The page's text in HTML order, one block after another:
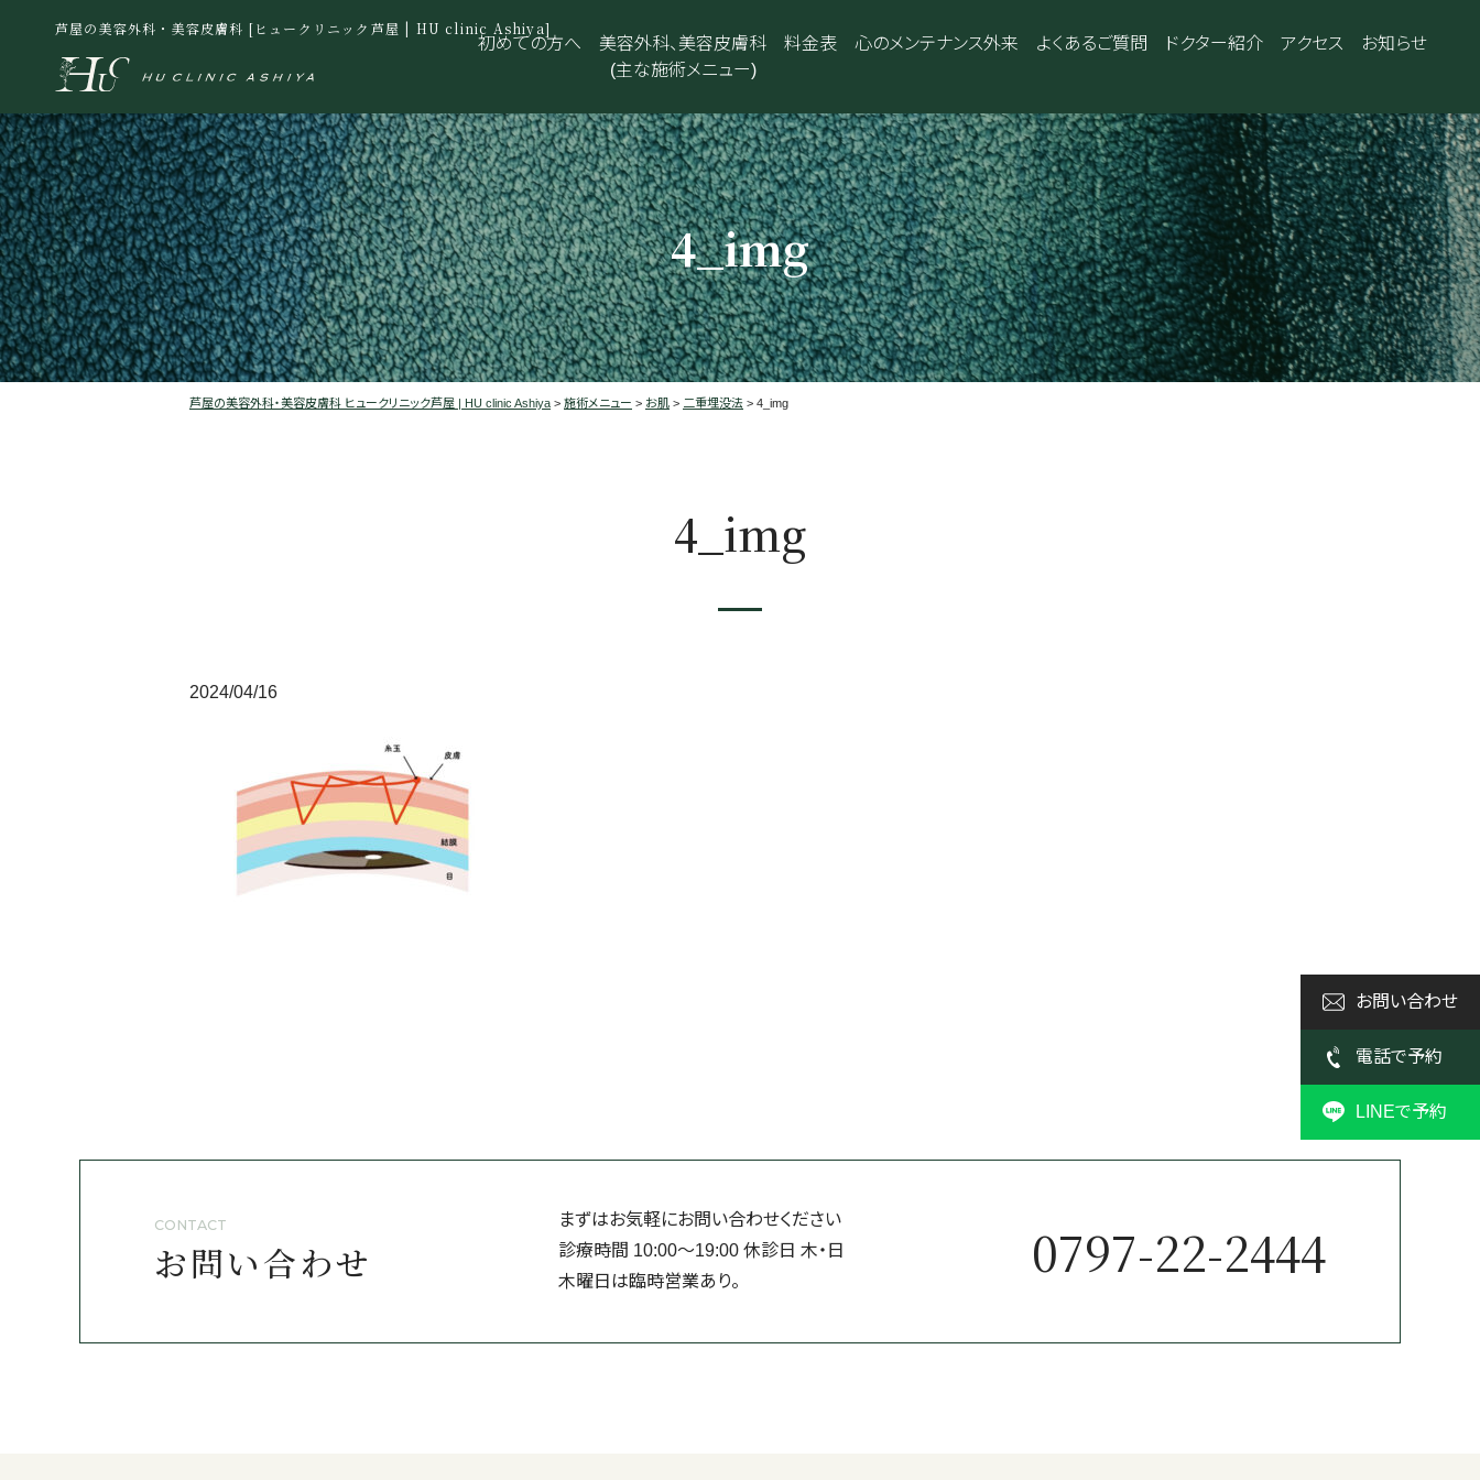
芦屋の美容外科・美容皮膚科 [ヒュークリニック芦屋 | HU clinic Ashiya]
初めての方へ
美容外科、美容皮膚科
(主な施術メニュー)
料金表 心のメンテナンス外来 よくあるご質問 ドクター紹介 アクセス お知らせ
4_img
芦屋の美容外科・美容皮膚科 ヒュークリニック芦屋 | HU clinic Ashiya > 施術メニュー > お肌 > 二重埋没法 > 4_img
4_img
2024/04/16
CONTACT
お問い合わせ
まずはお気軽にお問い合わせください
診療時間 10:00～19:00 休診日 ⽊・⽇
⽊曜日は臨時営業あり。
0797-22-2444
お問い合わせ
電話で予約
LINEで予約